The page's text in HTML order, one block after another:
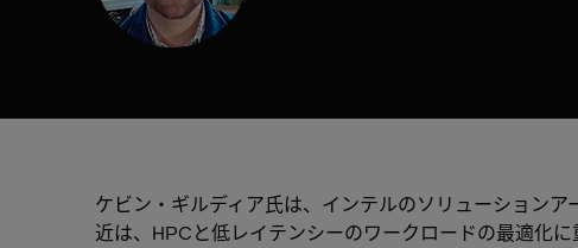
ケビン・ギルディア氏は、インテルのソリューション
近は、HPCと低レイテンシーのワークロードの最適化